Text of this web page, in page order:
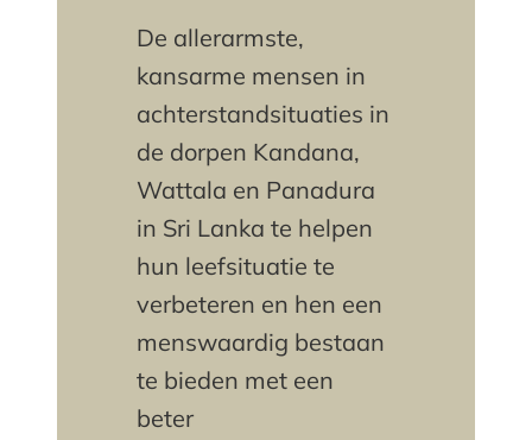
De allerarmste,
kansarme mensen in
achterstandsituaties in
de dorpen Kandana,
Wattala en Panadura
in Sri Lanka te helpen
hun leefsituatie te
verbeteren en hen een
menswaardig bestaan
te bieden met een
beter